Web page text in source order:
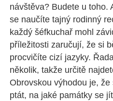
návštěva? Budete u toho.
se naučíte tajný rodinný
každý šéfkuchař mohl
příležitosti zaručují, že si
procvičíte cizí jazyky.
několik, takže určitě
Obrovskou výhodou je,
ptát, na jaké památky se